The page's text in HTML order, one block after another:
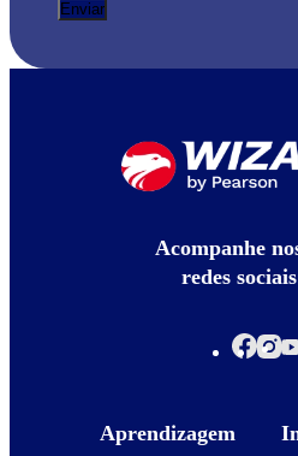
Acompanhe
redes
Aprendizagem